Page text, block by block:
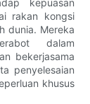
kepuasan
rakan kongsi
dunia. Mereka
dalam
bekerjasama
penyelesaian
khusus